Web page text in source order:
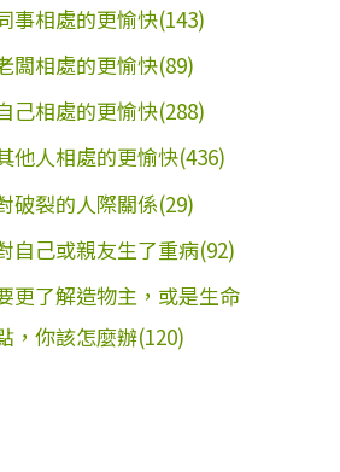
事相處的更愉快(143)
闆相處的更愉快(89)
己相處的更愉快(288)
他人相處的更愉快(436)
破裂的人際關係(29)
自己或親友生了重病(92)
更了解造物主，或是生命
，你該怎麼辦(120)